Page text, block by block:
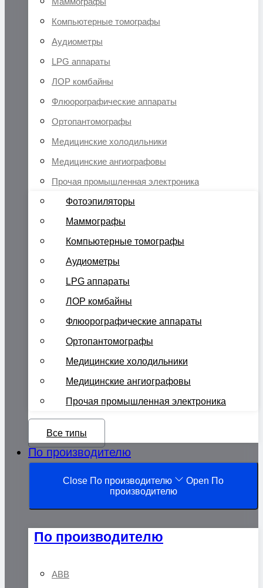
Компьютерные томографы
Аудиометры
LPG аппараты
ЛОР комбайны
Флюорографические аппараты
Ортопантомографы
Медицинские холодильники
Медицинские ангиографовы
Прочая промышленная электроника
Фотоэпиляторы
Маммографы
Компьютерные томографы
Аудиометры
LPG аппараты
ЛОР комбайны
Флюорографические аппараты
Ортопантомографы
Медицинские холодильники
Медицинские ангиографовы
Прочая промышленная электроника
Все типы
По производителю
Close По производителю
Open По
производителю
По производителю
ABB